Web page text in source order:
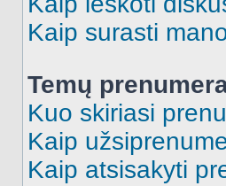
Kaip surasti
Temų
Kuo skiriasi
Kaip
Kaip atsisakyti